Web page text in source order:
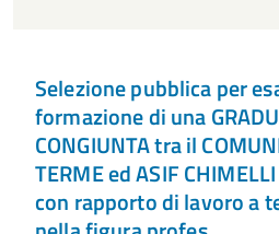
Selezione pubblica per
formazione di una
CONGIUNTA tra il
TERME ed ASIF
con rapporto di lavoro a